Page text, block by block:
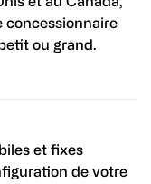
concessionnaire
ou grand.
et fixes
de votre